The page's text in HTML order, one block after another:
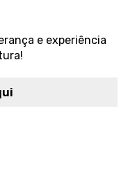
e experiência